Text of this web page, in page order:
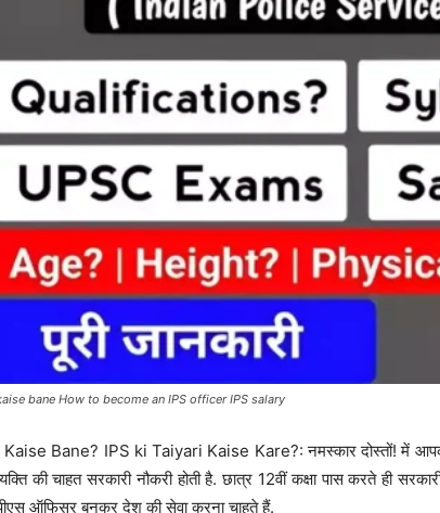
bane How to become an IPS officer IPS salary
Kaise Bane? IPS ki Taiyari Kaise Kare?: नमस्कार दोस्तों! में
की चाहत सरकारी नौकरी होती है. छात्र 12वीं कक्षा पास करते ही
ऑफिसर बनकर देश की सेवा करना चाहते हैं.